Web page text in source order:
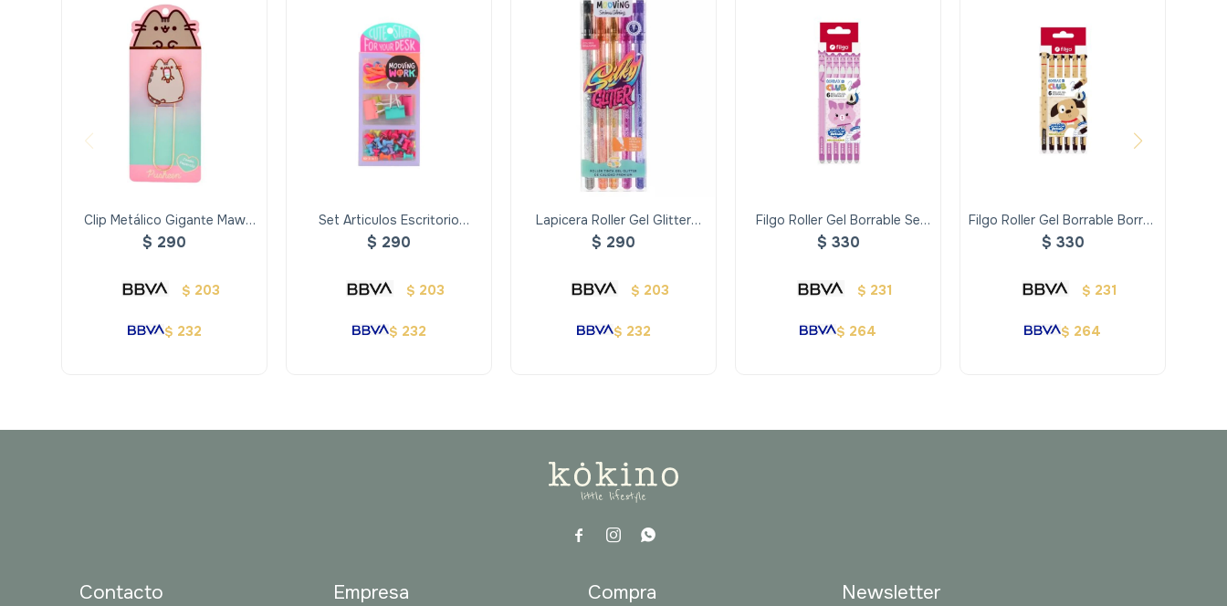
Clip Metálico Gigante Maw
Mooving Pusheen
$ 290
$ 203
$ 232
Set Articulos Escritorio
Mooving
$ 290
$ 203
$ 232
Lapicera Roller Gel Glitter
Mooving 5 Colores
$ 290
$ 203
$ 232
Filgo Roller Gel Borrable Se
Club Gatito 6 Unidades
$ 330
$ 231
$ 264
Filgo Roller Gel Borrable Borrax
Se Club Perro 6 Unidades
$ 330
$ 231
$ 264
  
Contacto Empresa Compra Newsletter